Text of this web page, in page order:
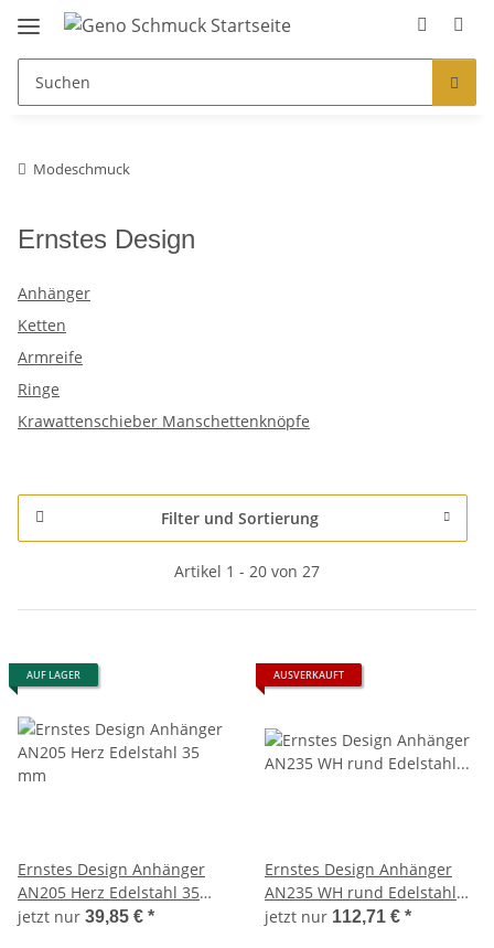
Modeschmuck
Ernstes Design
Anhänger
Ketten
Armreife
Ringe
Krawattenschieber Manschettenknöpfe
Filter und Sortierung
Artikel 1 - 20 von 27
AUF LAGER
Ernstes Design Anhänger
AN205 Herz Edelstahl 35
mm
jetzt nur 39,85 € *
AUSVERKAUFT
Ernstes Design Anhänger
AN235 WH rund Edelstahl
schwarz beschichtet
jetzt nur 112,71 € *